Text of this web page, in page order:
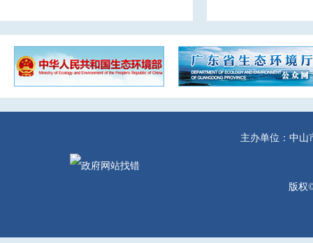
主办单位：中山
版权